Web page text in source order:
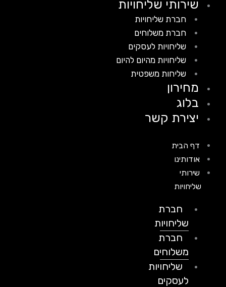
שירותי שליחויות
חברת שליחויות
חברת משלוחים
שליחויות לעסקים
שליחויות מהיום להיום
שליחות משפטית
מחירון
בלוג
יצירת קשר
דף הבית
אודותינו
שירותי
שליחויות
חברת
שליחויות
חברת
משלוחים
שליחויות
לעסקים